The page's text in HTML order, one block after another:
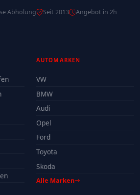
Abholung Seit 2013 Angebot in 2h
AUTOMARKEN
VW
BMW
Audi
Opel
Ford
Toyota
Skoda
Alle Marken